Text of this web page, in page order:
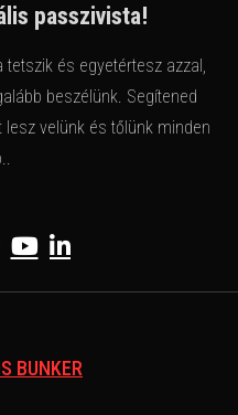
passzivista!
tetszik és egyetértesz azzal,
beszélünk. Segítened
velünk és tőlünk minden
BUNKER